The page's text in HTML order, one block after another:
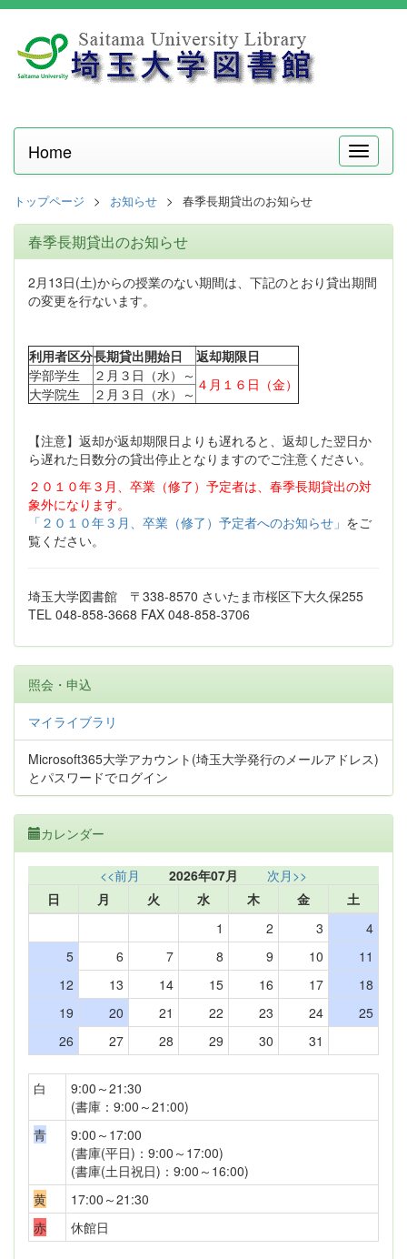
メ
ニ
Home
トップページ お知らせ 春季長期貸出のお知らせ
春季長期貸出のお知らせ
2月13日(土)からの授業のない期間は、下記のとおり貸出期間
の変更を行ないます。
利用者区分長期貸出開始日
返却期限日
学部学生
２月３日（水）～ ４月１６日（金）
大学院生 ２月３日（水）～
【注意】返却が返却期限日よりも遅れると、返却した翌日か
ら遅れた日数分の貸出停止となりますのでご注意ください。
２０１０年３月、卒業（修了）予定者は、春季長期貸出の対
象外になります。
「２０１０年３月、卒業（修了）予定者へのお知らせ」 をご
覧ください。
埼玉大学図書館 〒338-8570 さいたま市桜区下大久保255
TEL 048-858-3668 FAX 048-858-3706
照会・申込
マイライブラリ
Microsoft365大学アカウント(埼玉大学発行のメールアドレス)
とパスワードでログイン
カレンダー
<<前月 2026年07月
次月>>
日
月 火 水 木 金
土
1
2 3
4
5
6 7 8 9 10
11
12
13 14 15 16 17
18
19
20 21 22 23 24
25
26
27 28 29 30 31
白
9:00～21:30
(書庫：9:00～21:00)
青
9:00～17:00
(書庫(平日)：9:00～17:00)
(書庫(土日祝日)：9:00～16:00)
黄
17:00～21:30
赤
休館日